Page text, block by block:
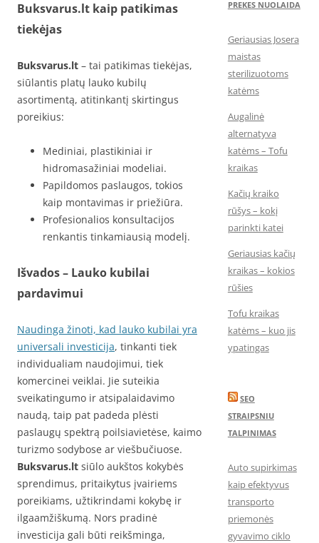
Buksvarus.lt kaip patikimas
tiekėjas
Buksvarus.lt – tai patikimas tiekėjas,
siūlantis platų lauko kubilų
asortimentą, atitinkantį skirtingus
poreikius:
Mediniai, plastikiniai ir
hidromasažiniai modeliai.
Papildomos paslaugos, tokios
kaip montavimas ir priežiūra.
Profesionalios konsultacijos
renkantis tinkamiausią modelį.
Išvados – Lauko kubilai
pardavimui
Naudinga žinoti, kad lauko kubilai yra
universali investicija, tinkanti tiek
individualiam naudojimui, tiek
komercinei veiklai. Jie suteikia
sveikatingumo ir atsipalaidavimo
naudą, taip pat padeda plėsti
paslaugų spektrą poilsiavietėse, kaimo
turizmo sodybose ar viešbučiuose.
Buksvarus.lt siūlo aukštos kokybės
sprendimus, pritaikytus įvairiems
poreikiams, užtikrindami kokybę ir
ilgaamžiškumą. Nors pradinė
investicija gali būti reikšminga,
PREKES NUOLAIDA
Geriausias Josera
maistas
sterilizuotoms
katėms
Augalinė
alternatyva
katėms – Tofu
kraikas
Kačių kraiko
rūšys – kokį
parinkti katei
Geriausias kačių
kraikas – kokios
rūšies
Tofu kraikas
katėms – kuo jis
ypatingas
SEO
STRAIPSNIU
TALPINIMAS
Auto supirkimas
kaip efektyvus
transporto
priemonės
gyvavimo ciklo